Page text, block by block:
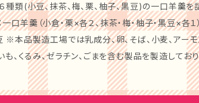
するお手伝いをいたします！
人々に愛され、感謝される味を守り続けることが何
くの方々に笑顔をお届けできればと思います。 ### 【商品詳
に広がる贅沢な風味が特徴です。甘さ控えめで後味
されています。見た目の美しさに加え、ギフトにふ
類(小豆、抹茶、梅、栗、柚子、黒豆)の一口羊羹を
（小倉・栗×各２、抹茶・梅・柚子・黒豆×各１） 賞味期限
くるみ、ゼラチン、ごまを含む製品を製造しております
では、全国菓子大博覧会で受賞した
銘菓「蓮花」は、平成20年の第25回 全国菓子大